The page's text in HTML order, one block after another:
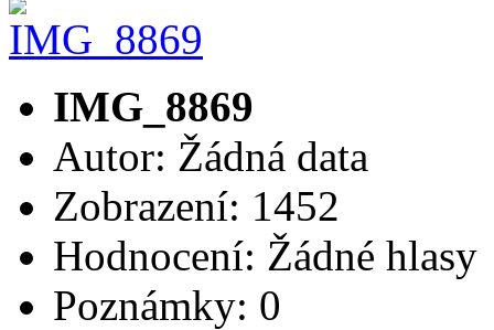
IMG_8869
Autor: Žádná data
Zobrazení: 1452
Hodnocení: Žádné hlasy
Poznámky: 0